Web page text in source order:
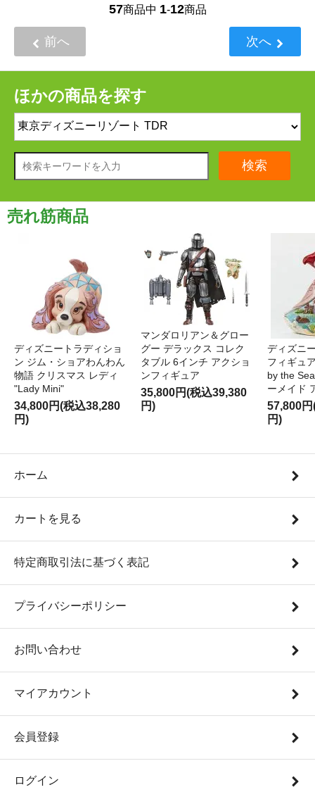
57商品中 1-12商品
前へ 次へ
ほかの商品を探す
検索
売れ筋商品
ディズニートラディショ
ン ジム・ショアわんわん
物語 クリスマス レディ
"Lady Mini"
34,800円(税込38,280
円)
マンダロリアン＆グロー
グー デラックス コレク
タブル 6インチ アクショ
ンフィギュア
35,800円(税込39,380
円)
ディズニ
フィギュ
by the
ーメイド
57,800
円)
ホーム
カートを見る
特定商取引法に基づく表記
プライバシーポリシー
お問い合わせ
マイアカウント
会員登録
ログイン